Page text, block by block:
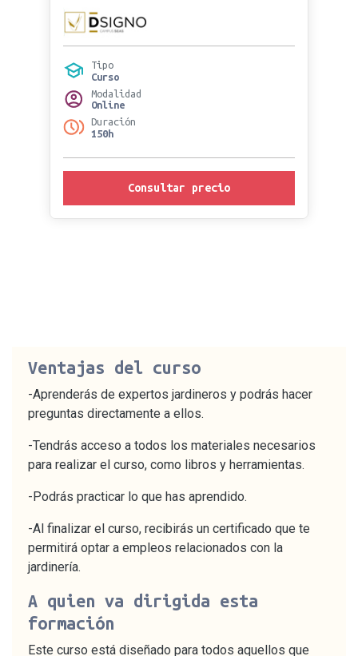
Tipo
Curso
Modalidad
Online
Duración
150h
Consultar precio
Ventajas del curso
-Aprenderás de expertos jardineros y podrás hacer
preguntas directamente a ellos.
-Tendrás acceso a todos los materiales necesarios
para realizar el curso, como libros y herramientas.
-Podrás practicar lo que has aprendido.
-Al finalizar el curso, recibirás un certificado que te
permitirá optar a empleos relacionados con la
jardinería.
A quien va dirigida esta
formación
Este curso está diseñado para todos aquellos que